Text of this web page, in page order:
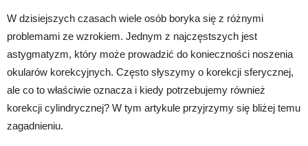
W dzisiejszych czasach wiele osób boryka się z różnymi
problemami ze wzrokiem. Jednym z najczęstszych jest
astygmatyzm, który może prowadzić do konieczności noszenia
okularów korekcyjnych. Często słyszymy o korekcji sferycznej,
ale co to właściwie oznacza i kiedy potrzebujemy również
korekcji cylindrycznej? W tym artykule przyjrzymy się bliżej temu
zagadnieniu.